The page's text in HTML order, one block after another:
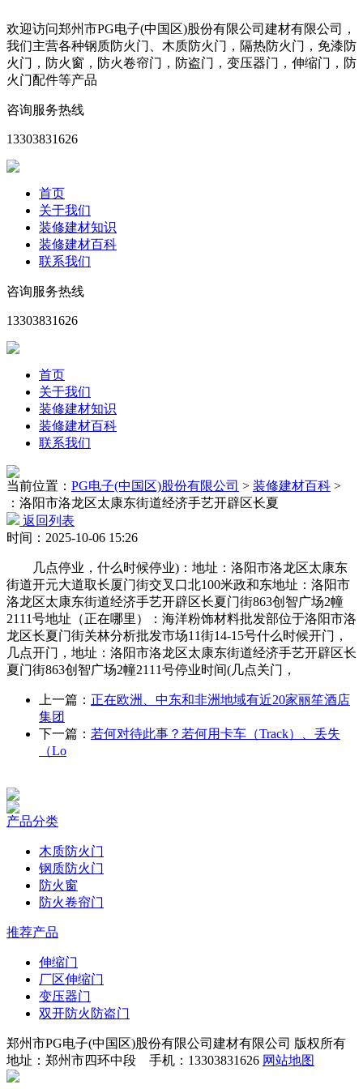
欢迎访问郑州市PG电子(中国区)股份有限公司建材有限公司，
我们主营各种钢质防火门、木质防火门，隔热防火门，免漆防
火门，防火窗，防火卷帘门，防盗门，变压器门，伸缩门，防
火门配件等产品
咨询服务热线
13303831626
首页
关于我们
装修建材知识
装修建材百科
联系我们
咨询服务热线
13303831626
首页
关于我们
装修建材知识
装修建材百科
联系我们
当前位置： PG电子(中国区)股份有限公司 > 装修建材百科 >
：洛阳市洛龙区太康东街道经济手艺开辟区长夏
返回列表
时间：2025-10-06 15:26
几点停业，什么时候停业)：地址：洛阳市洛龙区太康东
街道开元大道取长厦门街交叉口北100米政和东地址：洛阳市
洛龙区太康东街道经济手艺开辟区长夏门街863创智广场2幢
2111号地址（正在哪里）：海洋粉饰材料批发部位于洛阳市洛
龙区长夏门街关林分析批发市场11街14-15号什么时候开门，
几点开门，地址：洛阳市洛龙区太康东街道经济手艺开辟区长
夏门街863创智广场2幢2111号停业时间(几点关门，
上一篇： 正在欧洲、中东和非洲地域有近20家丽笙酒店
集团
下一篇： 若何对待此事？若何用卡车（Track）、丢失
（Lo
产品分类
木质防火门
钢质防火门
防火窗
防火卷帘门
推荐产品
伸缩门
厂区伸缩门
变压器门
双开防火防盗门
郑州市PG电子(中国区)股份有限公司建材有限公司 版权所有
地址：郑州市四环中段 手机：13303831626 网站地图